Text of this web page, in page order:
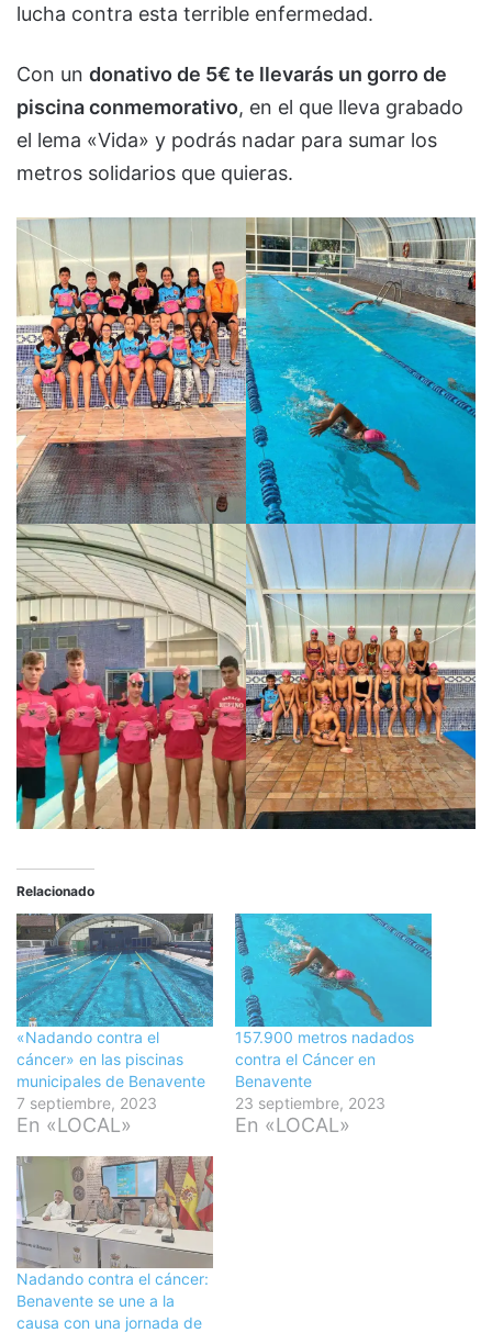
lucha contra esta terrible enfermedad.
Con un donativo de 5€ te llevarás un gorro de
piscina conmemorativo, en el que lleva grabado
el lema «Vida» y podrás nadar para sumar los
metros solidarios que quieras.
Relacionado
«Nadando contra el
cáncer» en las piscinas
municipales de Benavente
7 septiembre, 2023
En «LOCAL»
157.900 metros nadados
contra el Cáncer en
Benavente
23 septiembre, 2023
En «LOCAL»
Nadando contra el cáncer:
Benavente se une a la
causa con una jornada de